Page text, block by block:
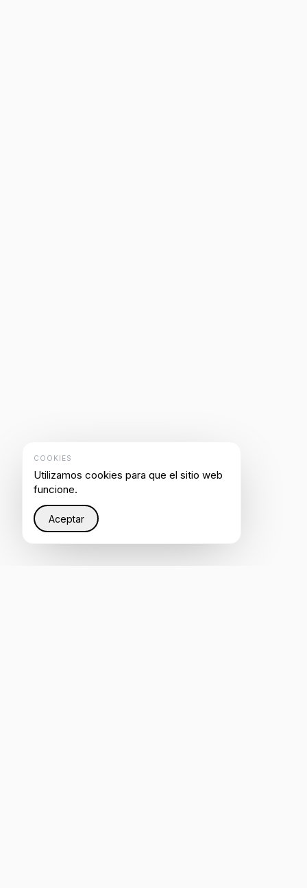
COOKIES
Utilizamos cookies para que el sitio web
funcione.
Aceptar